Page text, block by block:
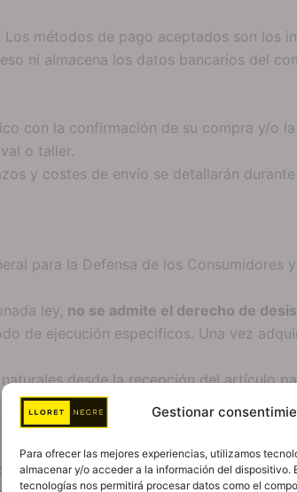
Gestionar
Para ofrecer las mejores experiencias, utilizamos
almacenar y/o acceder a la información del dispositivo.
tecnologías nos permitirá procesar datos como el
métodos de pago aceptados son los
ni almacena los datos bancarios del
con la confirmación de su compra y/o
o taller.
y costes de envío se detallarán
para la Defensa de los Consumidores
ley, no se admite el derecho de
de ejecución específicos. Una vez
desde la recepción del artículo
correrán a cargo del cliente.
ser cancelado, se ofrecerá al